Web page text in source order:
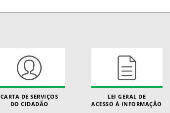
CARTA DE SERVIÇOS
DO CIDADÃO
LEI GERAL DE
ACESSO À INFORMAÇÃO